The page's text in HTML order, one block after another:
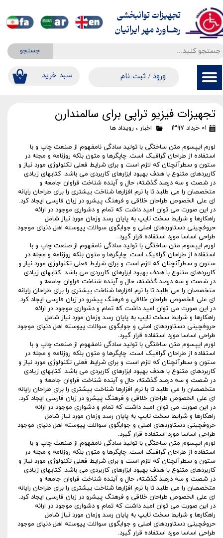
جستجو
۰ ​​سبد خرید ورود / ثبت نام
حساب کاربری من
سفارشات
خروج از حساب کاربری
تجهیزات توانبخشی
​​​​​​​رهــاورد مهر ایرانیان
تجهیزات فیزیو تراپی برای سالمندارن
۰۱ خرداد ۱۳۹۷ اخبار ، رویداد ها
لورم ایپسوم متن ساختگی با تولید سادگی نامفهوم از صنعت چاپ و با
استفاده از طراحان گرافیک است. چاپگرها و متون بلکه روزنامه و مجله در
ستون و سطرآنچنان که لازم است و برای شرایط فعلی تکنولوژی مورد نیاز و
کاربردهای متنوع با هدف بهبود ابزارهای کاربردی می باشد. کتابهای زیادی
در شصت و سه درصد گذشته، حال و آینده شناخت فراوان جامعه و
متخصصان را می طلبد تا با نرم افزارها شناخت بیشتری را برای طراحان رایانه
ای علی الخصوص طراحان خلاقی و فرهنگ پیشرو در زبان فارسی ایجاد کرد.
در این صورت می توان امید داشت که تمام و دشواری موجود در ارائه
راهکارها و شرایط سخت تایپ به پایان رسد وزمان مورد نیاز شامل
حروفچینی دستاوردهای اصلی و جوابگوی سوالات پیوسته اهل دنیای موجود
طراحی اساسا مورد استفاده قرار گیرد.
لورم ایپسوم متن ساختگی با تولید سادگی نامفهوم از صنعت چاپ و با
استفاده از طراحان گرافیک است. چاپگرها و متون بلکه روزنامه و مجله در
ستون و سطرآنچنان که لازم است و برای شرایط فعلی تکنولوژی مورد نیاز و
کاربردهای متنوع با هدف بهبود ابزارهای کاربردی می باشد. کتابهای زیادی
در شصت و سه درصد گذشته، حال و آینده شناخت فراوان جامعه و
متخصصان را می طلبد تا با نرم افزارها شناخت بیشتری را برای طراحان رایانه
ای علی الخصوص طراحان خلاقی و فرهنگ پیشرو در زبان فارسی ایجاد کرد.
در این صورت می توان امید داشت که تمام و دشواری موجود در ارائه
راهکارها و شرایط سخت تایپ به پایان رسد وزمان مورد نیاز شامل
حروفچینی دستاوردهای اصلی و جوابگوی سوالات پیوسته اهل دنیای موجود
طراحی اساسا مورد استفاده قرار گیرد.
لورم ایپسوم متن ساختگی با تولید سادگی نامفهوم از صنعت چاپ و با
استفاده از طراحان گرافیک است. چاپگرها و متون بلکه روزنامه و مجله در
ستون و سطرآنچنان که لازم است و برای شرایط فعلی تکنولوژی مورد نیاز و
کاربردهای متنوع با هدف بهبود ابزارهای کاربردی می باشد. کتابهای زیادی
در شصت و سه درصد گذشته، حال و آینده شناخت فراوان جامعه و
متخصصان را می طلبد تا با نرم افزارها شناخت بیشتری را برای طراحان رایانه
ای علی الخصوص طراحان خلاقی و فرهنگ پیشرو در زبان فارسی ایجاد کرد.
در این صورت می توان امید داشت که تمام و دشواری موجود در ارائه
راهکارها و شرایط سخت تایپ به پایان رسد وزمان مورد نیاز شامل
حروفچینی دستاوردهای اصلی و جوابگوی سوالات پیوسته اهل دنیای موجود
طراحی اساسا مورد استفاده قرار گیرد.
لورم ایپسوم متن ساختگی با تولید سادگی نامفهوم از صنعت چاپ و با
استفاده از طراحان گرافیک است. چاپگرها و متون بلکه روزنامه و مجله در
ستون و سطرآنچنان که لازم است و برای شرایط فعلی تکنولوژی مورد نیاز و
کاربردهای متنوع با هدف بهبود ابزارهای کاربردی می باشد. کتابهای زیادی
در شصت و سه درصد گذشته، حال و آینده شناخت فراوان جامعه و
متخصصان را می طلبد تا با نرم افزارها شناخت بیشتری را برای طراحان رایانه
ای علی الخصوص طراحان خلاقی و فرهنگ پیشرو در زبان فارسی ایجاد کرد.
در این صورت می توان امید داشت که تمام و دشواری موجود در ارائه
راهکارها و شرایط سخت تایپ به پایان رسد وزمان مورد نیاز شامل
حروفچینی دستاوردهای اصلی و جوابگوی سوالات پیوسته اهل دنیای موجود
طراحی اساسا مورد استفاده قرار گیرد.